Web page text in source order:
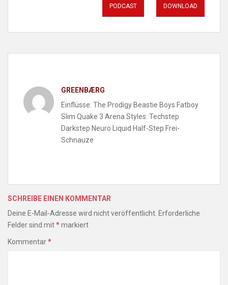
DOWNLOAD
PODCAST
GREENBÆRG
Einflüsse: The Prodigy Beastie Boys Fatboy
Slim Quake 3 Arena Styles: Techstep
Darkstep Neuro Liquid Half-Step Frei-
Schnauze
SCHREIBE EINEN KOMMENTAR
Deine E-Mail-Adresse wird nicht veröffentlicht. Erforderliche
Felder sind mit*markiert
Kommentar*